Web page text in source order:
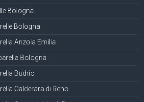
Bologna
Bologna
Anzola Emilia
Bologna
Budrio
Calderara di Reno